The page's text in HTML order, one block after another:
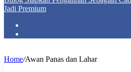
Jadi Premium
Home/Awan Panas dan Lahar